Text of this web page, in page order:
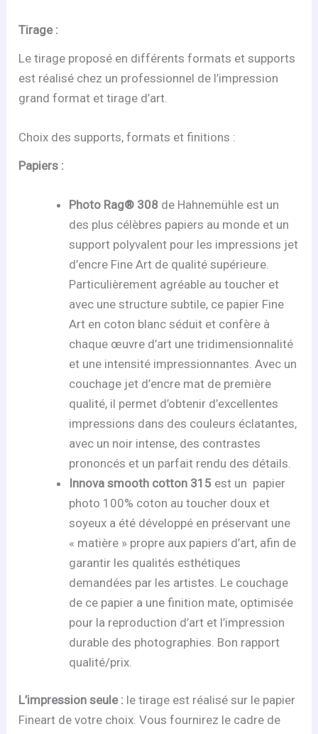
Tirage :
Le tirage proposé en différents formats et supports
est réalisé chez un professionnel de l’impression
grand format et tirage d’art.
Choix des supports, formats et finitions :
Papiers :
Photo Rag® 308 de Hahnemühle est un
des plus célèbres papiers au monde et un
support polyvalent pour les impressions jet
d’encre Fine Art de qualité supérieure.
Particulièrement agréable au toucher et
avec une structure subtile, ce papier Fine
Art en coton blanc séduit et confère à
chaque œuvre d’art une tridimensionnalité
et une intensité impressionnantes. Avec un
couchage jet d’encre mat de première
qualité, il permet d’obtenir d’excellentes
impressions dans des couleurs éclatantes,
avec un noir intense, des contrastes
prononcés et un parfait rendu des détails.
Innova smooth cotton 315 est un papier
photo 100% coton au toucher doux et
soyeux a été développé en préservant une
« matière » propre aux papiers d’art, afin de
garantir les qualités esthétiques
demandées par les artistes. Le couchage
de ce papier a une finition mate, optimisée
pour la reproduction d’art et l’impression
durable des photographies. Bon rapport
qualité/prix.
L’impression seule : le tirage est réalisé sur le papier
Fineart de votre choix. Vous fournirez le cadre de